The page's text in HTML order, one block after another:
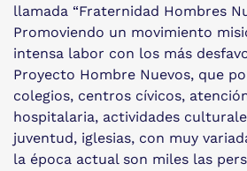
llamada “Fraternidad Hombres
Promoviendo un movimiento
intensa labor con los más
Proyecto Hombre Nuevos, que
colegios, centros cívicos,
hospitalaria, actividades
juventud, iglesias, con muy
la época actual son miles las